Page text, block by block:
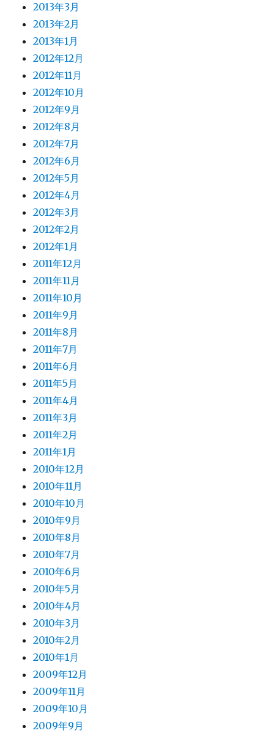
2013年3月
2013年2月
2013年1月
2012年12月
2012年11月
2012年10月
2012年9月
2012年8月
2012年7月
2012年6月
2012年5月
2012年4月
2012年3月
2012年2月
2012年1月
2011年12月
2011年11月
2011年10月
2011年9月
2011年8月
2011年7月
2011年6月
2011年5月
2011年4月
2011年3月
2011年2月
2011年1月
2010年12月
2010年11月
2010年10月
2010年9月
2010年8月
2010年7月
2010年6月
2010年5月
2010年4月
2010年3月
2010年2月
2010年1月
2009年12月
2009年11月
2009年10月
2009年9月